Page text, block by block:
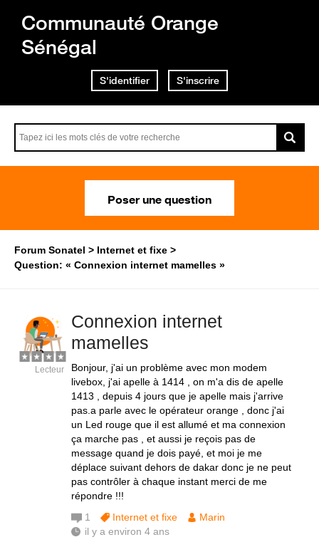
Communauté Orange
Sénégal
S'identifier S'inscrire
Poser une question
Forum Sonatel
Internet et fixe
Question: « Connexion internet mamelles »
Connexion internet
mamelles
Bonjour, j'ai un problème avec mon modem
livebox, j'ai apelle à 1414 , on m'a dis de apelle
1413 , depuis 4 jours que je apelle mais j'arrive
pas.a parle avec le opérateur orange , donc j'ai
un Led rouge que il est allumé et ma connexion
ça marche pas , et aussi je reçois pas de
message quand je dois payé, et moi je me
déplace suivant dehors de dakar donc je ne peut
pas contrôler à chaque instant merci de me
répondre !!!
Lecteur
1 Internet et fixe
Marin
il y a environ 4 ans